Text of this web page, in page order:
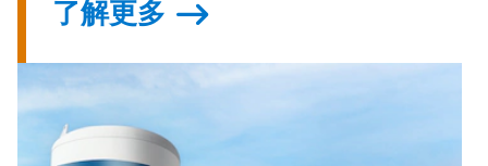
了解更多